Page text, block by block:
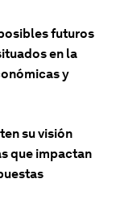
futuros
en la
y
su visión
que impactan